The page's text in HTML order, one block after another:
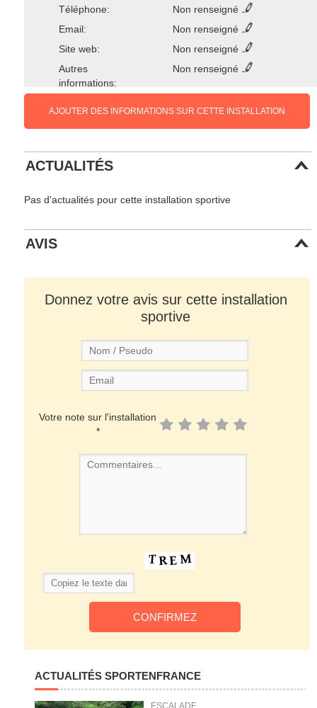
Téléphone:
Non renseigné
Email:
Non renseigné
Site web:
Non renseigné
Autres
informations:
Non renseigné
AJOUTER DES INFORMATIONS SUR CETTE INSTALLATION
ACTUALITÉS
Pas d'actualités pour cette installation sportive
AVIS
Donnez votre avis sur cette installation
sportive
Votre note sur l'installation
*
ACTUALITÉS SPORTENFRANCE
ESCALADE